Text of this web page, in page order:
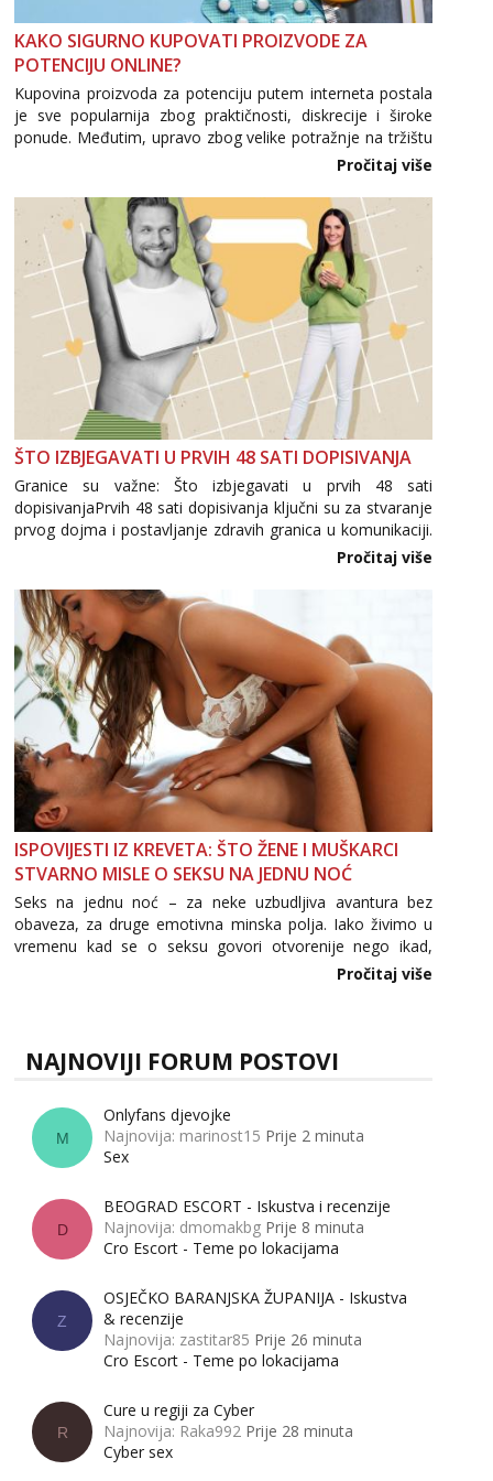
Vanesa
Čekam tvoj poziv!
Tel:064/677-677- Kod: #74
tel:0,93€ - mob:1,12€ min
Tel:064/677-677
tel:0,93€ - mob:1,12€ min
Obavijesti me kada se oslobodi
Ivančica
Čekam tvoj poziv!
Tel: 064/677-677- Kod: #108
tel:0,93€ - mob:1,12€ min
Anđela
Čekam tvoj poziv!
Tel:064/677-677- Kod: #142
tel:0,93€ - mob:1,12€ min
Čekam tvoj poziv!
tel:0,93€ - mob:1,12€ min
KAKO SIGURNO KUPOVATI PROIZVODE ZA
POTENCIJU ONLINE?
Kupovina proizvoda za potenciju putem interneta postala
je sve popularnija zbog praktičnosti, diskrecije i široke
ponude. Međutim, upravo zbog velike potražnje na tržištu
se pojavljuju i brojni krivotvoreni proizvodi, nepouzdane
internetske trgovine te proizvodi nepoznatog podrijetla. ...
Pročitaj više
ŠTO IZBJEGAVATI U PRVIH 48 SATI DOPISIVANJA
Granice su važne: Što izbjegavati u prvih 48 sati
dopisivanjaPrvih 48 sati dopisivanja ključni su za stvaranje
prvog dojma i postavljanje zdravih granica u komunikaciji.
Važno je izbjeći prebrzo otkrivanje osobnih ili intimnih
informacija, jer nepoznata osoba još nije zaslužila to
povjerenje. Takođe...
Pročitaj više
ISPOVIJESTI IZ KREVETA: ŠTO ŽENE I MUŠKARCI
STVARNO MISLE O SEKSU NA JEDNU NOĆ
Seks na jednu noć – za neke uzbudljiva avantura bez
obaveza, za druge emotivna minska polja. Iako živimo u
vremenu kad se o seksu govori otvorenije nego ikad,
tema „jedne noći strasti“ i dalje izaziva burne rasprave. Što
Pročitaj više
NAJNOVIJI FORUM POSTOVI
M
Onlyfans djevojke
Najnovija: marinost15 Prije 2 minuta
Sex
D
BEOGRAD ESCORT - Iskustva i recenzije
Najnovija: dmomakbg Prije 8 minuta
Cro Escort - Teme po lokacijama
Z
OSJEČKO BARANJSKA ŽUPANIJA - Iskustva
& recenzije
Najnovija: zastitar85 Prije 26 minuta
Cro Escort - Teme po lokacijama
R
Cure u regiji za Cyber
Najnovija: Raka992 Prije 28 minuta
Cyber sex